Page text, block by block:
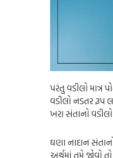
પરંતુ વડીલો
વડીલો નડતર રૂપ
ખરા સંતાનો
ઘણા નાદાન
અર્થમાં તમે જોવો